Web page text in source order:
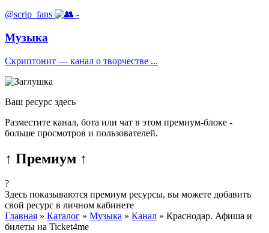
@scrip_fans -
Музыка
Скриптонит — канал о творчестве ...
Ваш ресурс здесь
Разместите канал, бота или чат в этом премиум-блоке -
больше просмотров и пользователей.
↑ Премиум ↑
?
Здесь показываются премиум ресурсы, вы можете добавить
свой ресурс в личном кабинете
Главная » Каталог » Музыка » Канал » Краснодар. Афиша и
билеты на Ticket4me